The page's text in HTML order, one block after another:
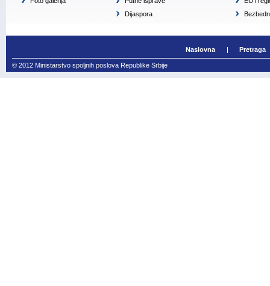
Dijaspora
Naslovna Pretraga
© 2012 Ministarstvo spoljnih poslova Republike Srbije